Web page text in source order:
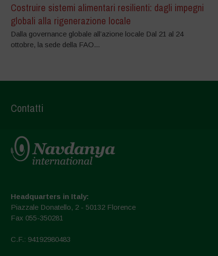
Costruire sistemi alimentari resilienti: dagli impegni
globali alla rigenerazione locale
Dalla governance globale all’azione locale Dal 21 al 24
ottobre, la sede della FAO...
Contatti
Headquarters in Italy:
Piazzale Donatello, 2 - 50132 Florence
Fax 055-350281
C.F.: 94192980483